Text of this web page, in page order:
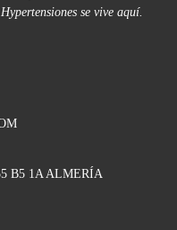
se vive aquí.
B5 1A ALMERÍA